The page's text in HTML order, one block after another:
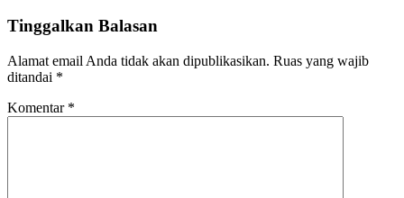
Tinggalkan Balasan
Alamat email Anda tidak akan dipublikasikan. Ruas yang wajib
ditandai *
Komentar *